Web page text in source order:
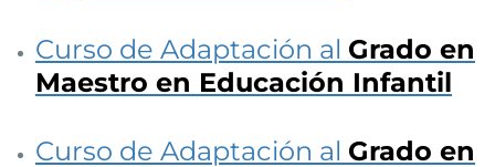
Curso de Adaptación al Grado en
Maestro en Educación Infantil
Curso de Adaptación al Grado en